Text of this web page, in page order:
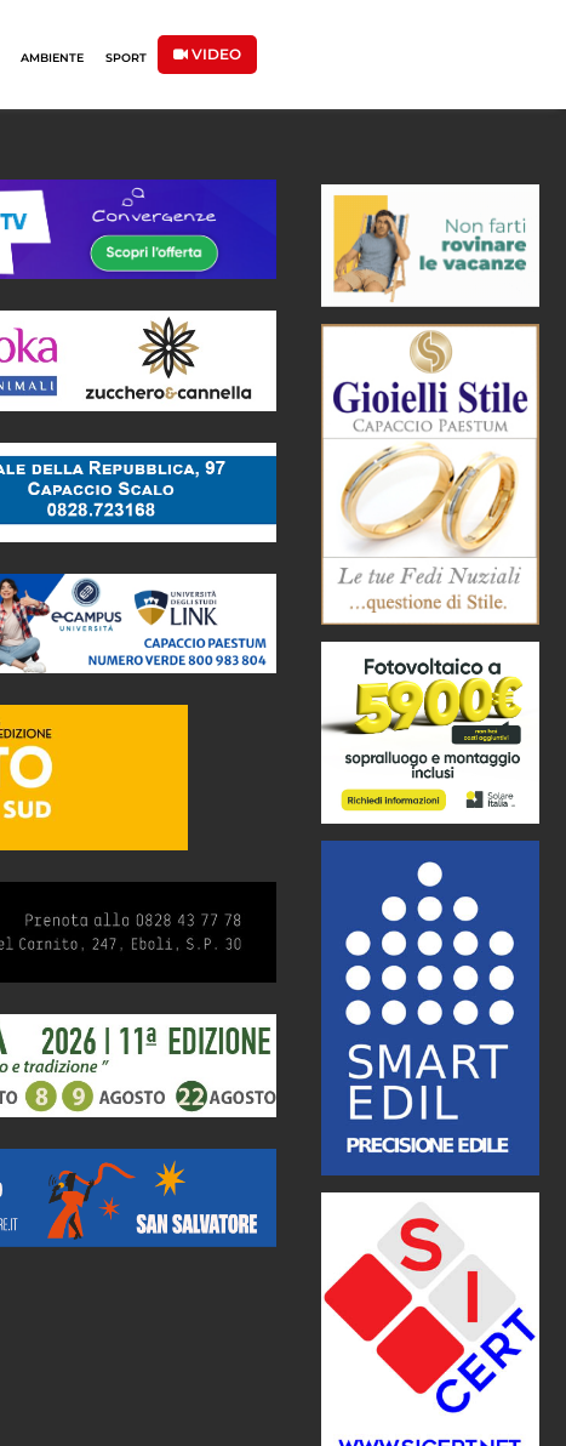
AMBIENTE SPORT VIDEO